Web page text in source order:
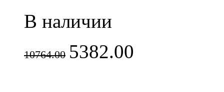
В наличии
10764.00 5382.00